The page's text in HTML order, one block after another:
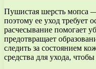
Пушистая шерсть мопса
поэтому ее уход требует
расчесывание помогает
предотвращает
следить за состоянием
средства для ухода,